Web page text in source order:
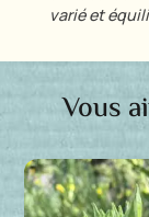
varié et
Vous